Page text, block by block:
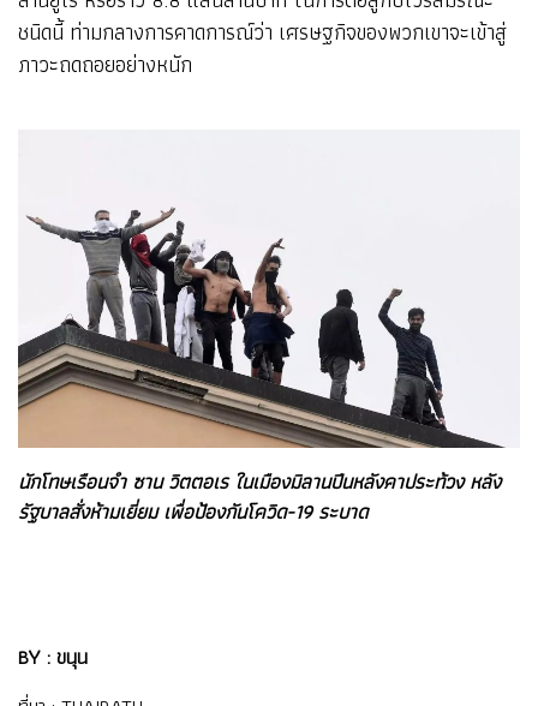
ชนิดนี้ ท่ามกลางการคาดการณ์ว่า เศรษฐกิจของพวกเขาจะเข้าสู่
ภาวะถดถอยอย่างหนัก
นักโทษเรือนจำ ซาน วิตตอเร ในเมืองมิลานปีนหลังคาประท้วง หลัง
รัฐบาลสั่งห้ามเยี่ยม เพื่อป้องกันโควิด-19 ระบาด
BY : ขนุน